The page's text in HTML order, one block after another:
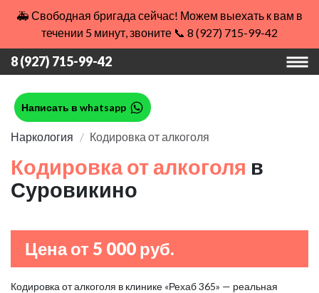
🚑 Свободная бригада сейчас! Можем выехать к вам в
течении 5 минут, звоните 📞 8 (927) 715-99-42
8 (927) 715-99-42
Написать в whatsapp
Наркология Кодировка от алкоголя
Кодировка от алкоголя в
Суровикино
Цена от 5 000 руб.
Кодировка от алкоголя в клинике «Рехаб 365» — реальная